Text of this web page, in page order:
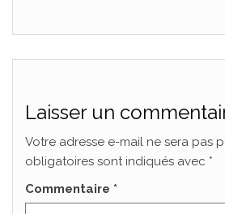
Laisser un
Votre adresse e-mail ne sera pas
obligatoires sont indiqués avec *
Commentaire *